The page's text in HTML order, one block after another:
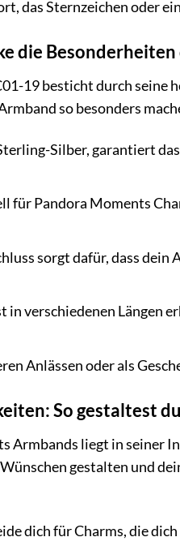
das Sternzeichen oder
die
19 besticht durch
so besonders
Silber, garantiert
für Pandora Moments
sorgt dafür, dass
in verschiedenen Längen
Anlässen oder als
So gestaltest
Armbands liegt in
gestalten und
dich für Charms, die